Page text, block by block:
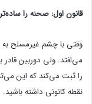
قانون اول: صحنه را
وقتی با چشم غیرمسلح به
می‌افتد. ولی دوربین
را ثبت می‌کند که این
نقطه کانونی داشته باشید.